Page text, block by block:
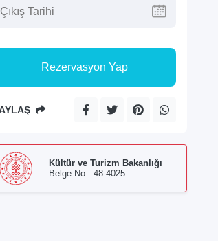
Rezervasyon Yap
Kültür ve Turizm Bakanlığı
Belge No : 48-4025